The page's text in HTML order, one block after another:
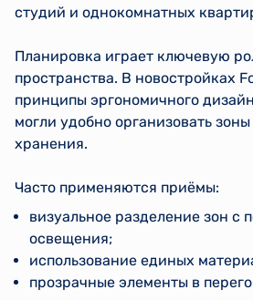
студий и однокомнатных
Планировка играет ключевую
пространства. В новостройках
принципы эргономичного
могли удобно организовать
хранения.
Часто применяются приёмы:
визуальное разделение зон с
освещения;
использование единых
прозрачные элементы в